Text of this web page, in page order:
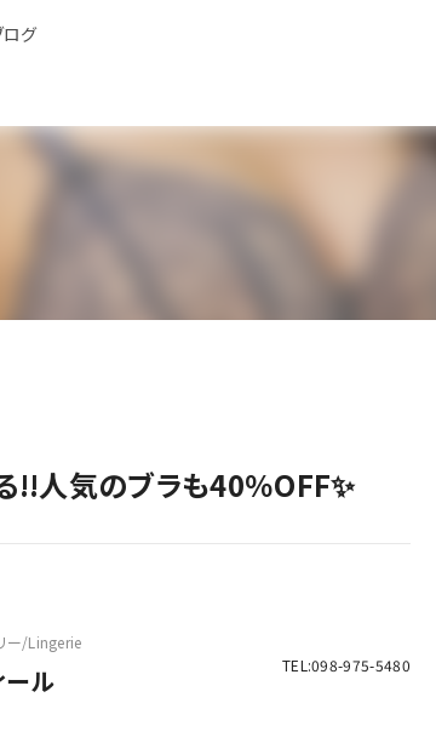
ログ
!!人気のブラも40％OFF✨
ー/Lingerie
ール TEL:098-975-5480